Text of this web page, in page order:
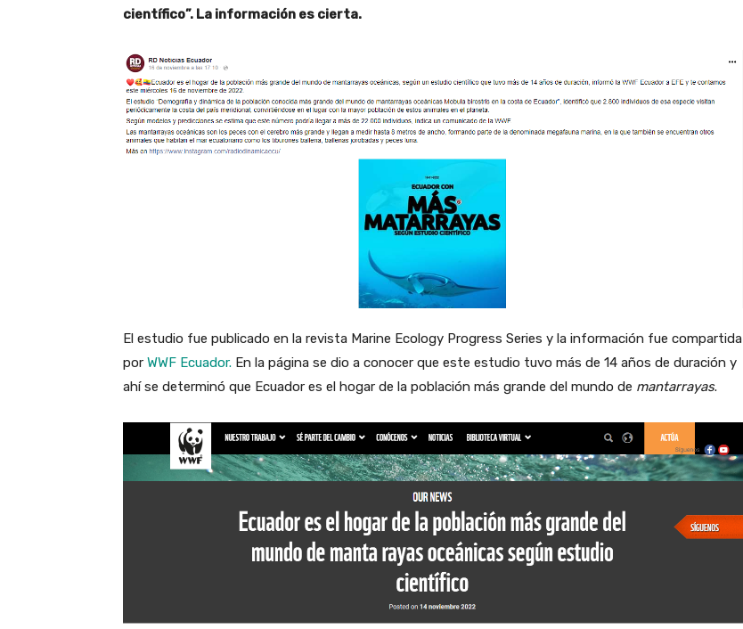
científico”. La información es cierta.
El estudio fue publicado en la revista Marine Ecology Progress Series y la información fue compartida
por WWF Ecuador. En la página se dio a conocer que este estudio tuvo más de 14 años de duración y
ahí se determinó que Ecuador es el hogar de la población más grande del mundo de mantarrayas.